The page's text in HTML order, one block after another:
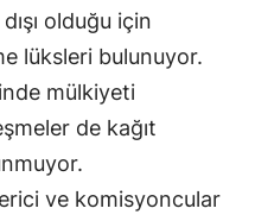
olduğu için
lüksleri bulunuyor.
mülkiyeti
de kağıt
ve komisyoncular